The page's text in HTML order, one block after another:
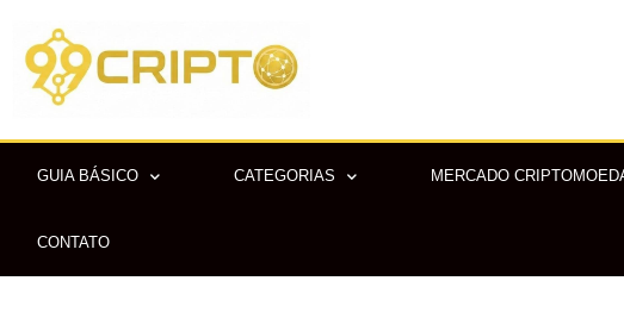
para
conteúdo
GUIA BÁSICO CATEGORIAS MERCADO
CONTATO